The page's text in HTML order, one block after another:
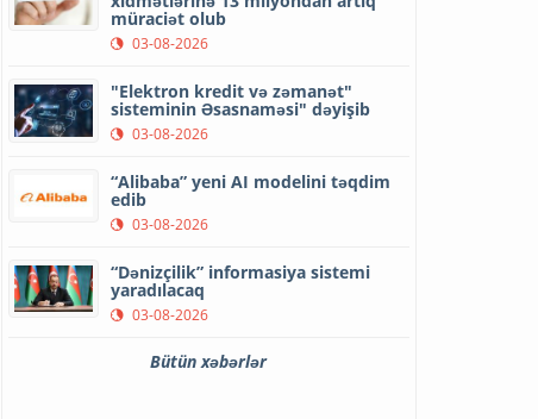
müraciət olub
03-08-2026
"Elektron kredit və zəmanət"
sisteminin Əsasnaməsi" dəyişib
03-08-2026
“Alibaba” yeni AI modelini təqdim
edib
03-08-2026
“Dənizçilik” informasiya sistemi
yaradılacaq
03-08-2026
Bütün xəbərlər